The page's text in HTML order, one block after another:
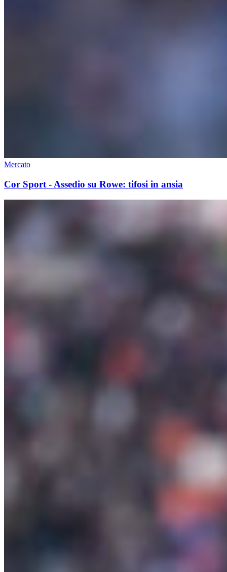
Mercato
Cor Sport - Assedio su Rowe: tifosi in ansia